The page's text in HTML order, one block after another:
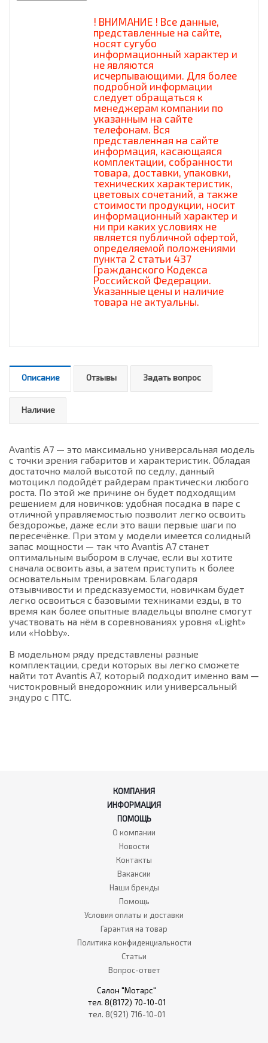
! ВНИМАНИЕ ! Все данные,
представленные на сайте,
носят сугубо
информационный характер и
не являются
исчерпывающими. Для более
подробной информации
следует обращаться к
менеджерам компании по
указанным на сайте
телефонам. Вся
представленная на сайте
информация, касающаяся
комплектации, собранности
товара, доставки, упаковки,
технических характеристик,
цветовых сочетаний, а также
стоимости продукции, носит
информационный характер и
ни при каких условиях не
является публичной офертой,
определяемой положениями
пункта 2 статьи 437
Гражданского Кодекса
Российской Федерации.
Указанные цены и наличие
товара не актуальны.
Описание Отзывы Задать вопрос
Наличие
Avantis A7 — это максимально универсальная модель
с точки зрения габаритов и характеристик. Обладая
достаточно малой высотой по седлу, данный
мотоцикл подойдёт райдерам практически любого
роста. По этой же причине он будет подходящим
решением для новичков: удобная посадка в паре с
отличной управляемостью позволит легко освоить
бездорожье, даже если это ваши первые шаги по
пересечёнке. При этом у модели имеется солидный
запас мощности — так что Avantis A7 станет
оптимальным выбором в случае, если вы хотите
сначала освоить азы, а затем приступить к более
основательным тренировкам. Благодаря
отзывчивости и предсказуемости, новичкам будет
легко освоиться с базовыми техниками езды, в то
время как более опытные владельцы вполне смогут
участвовать на нём в соревнованиях уровня «Light»
или «Hobby».
В модельном ряду представлены разные
комплектации, среди которых вы легко сможете
найти тот Avantis A7, который подходит именно вам —
чистокровный внедорожник или универсальный
эндуро с ПТС.
КОМПАНИЯ
ИНФОРМАЦИЯ
ПОМОЩЬ
О компании
Новости
Контакты
Вакансии
Наши бренды
Помощь
Условия оплаты и доставки
Гарантия на товар
Политика конфиденциальности
Статьи
Вопрос-ответ
Салон "Мотарс"
тел. 8(8172) 70-10-01
тел. 8(921) 716-10-01